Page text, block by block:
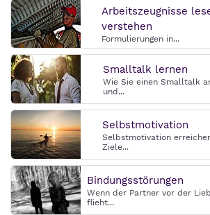
Arbeitszeugnisse
verstehen
Formulierungen in...
Smalltalk lernen
Wie Sie einen Smalltalk
und...
Selbstmotivation
Selbstmotivation
Ziele...
Bindungsstörungen
Wenn der Partner vor der
flieht...